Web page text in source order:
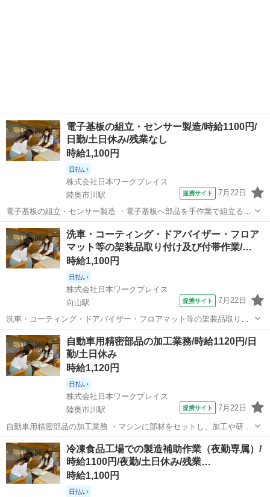
電子基板の組立・センサー製造/時給1100円/
日勤/土日休み/残業なし
時給1,100円
日払い
株式会社日本ワークプレイス
陸奥市川駅
提携サイト 7月22日
電子基板の組立・センサー製造 ・電子基板へ部品を手作業で組立る作
業 ・制御器角度センサーの組立作業 ・拡大鏡や顕微鏡を使用しての検
査作業 ・作業終了後の清掃など付随業務 このお仕事の特典！！ ・面
接交通費１０００円支給 ・...
青森 八戸市 陸奥市川駅 工場
洗車・コーティング・ドアバイザー・フロア
マット等の架装品取り付け及び付帯作業/…
時給1,100円
日払い
株式会社日本ワークプレイス
向山駅
提携サイト 7月22日
洗車・コーティング・ドアバイザー・フロアマット等の架装品取り付
け及び付帯作業 ・新車納車前の洗車作業 ・オプションのボディコーテ
ィング施工業務 ・ドアバイザー・フロアマット・シートカバーの取り
付け作業 ・車内清掃作業 ※普通...
青森 八戸市 向山駅 工場
自動車用精密部品の加工業務/時給1120円/日
勤/土日休み
時給1,120円
日払い
株式会社日本ワークプレイス
陸奥市川駅
提携サイト 7月22日
自動車用精密部品の加工業務 ・マシンに部材をセットし、加工や研磨
をする作業 ・加工後の製品を、やすり等を使用しバリ取りや面取りを
する作業 ・ノギスやダイヤルゲージ、三次元測定機を使用しての検査
作業 ※最初は１台の機械の操作を...
青森 八戸市 陸奥市川駅 工場
冷凍食品工場での製造補助作業（夜勤専属）/
時給1100円/夜勤/土日休み/残業…
時給1,100円
日払い